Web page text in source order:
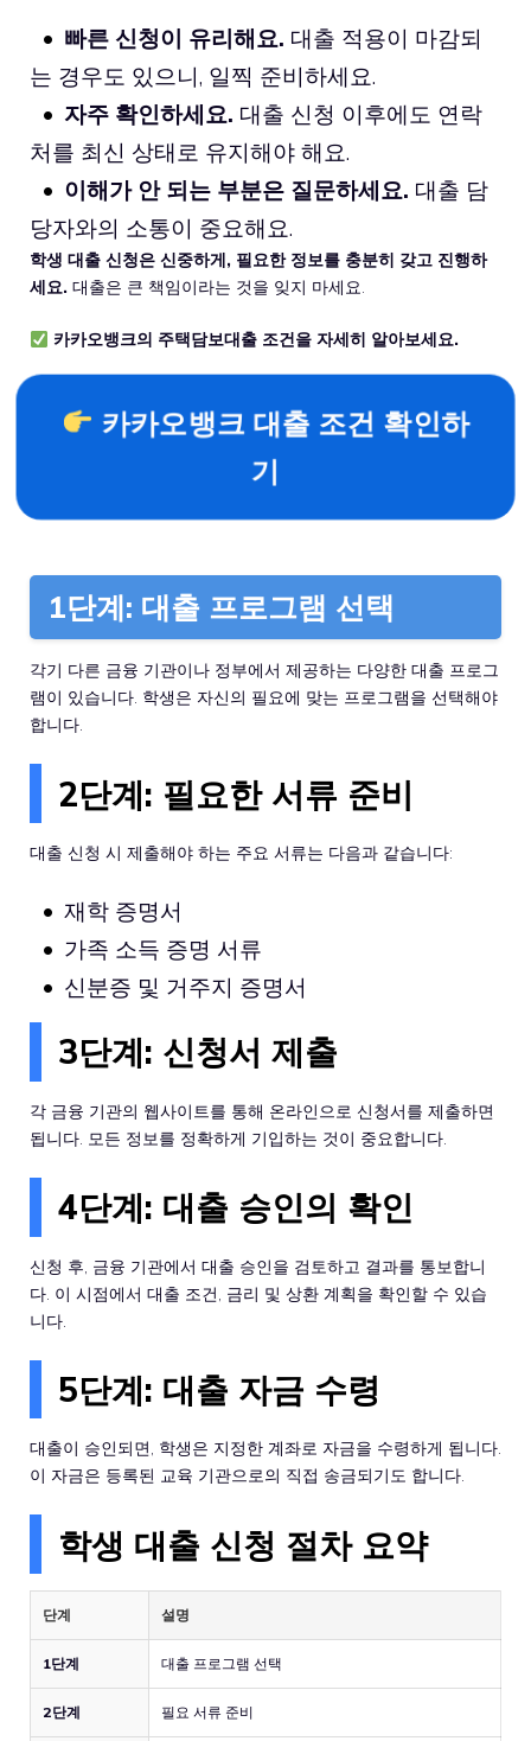
빠른 신청이 유리해요. 대출 적용이 마감되
는 경우도 있으니, 일찍 준비하세요.
자주 확인하세요. 대출 신청 이후에도 연락
처를 최신 상태로 유지해야 해요.
이해가 안 되는 부분은 질문하세요. 대출 담
당자와의 소통이 중요해요.
학생 대출 신청은 신중하게, 필요한 정보를 충분히 갖고 진행하
세요. 대출은 큰 책임이라는 것을 잊지 마세요.
카카오뱅크의 주택담보대출 조건을 자세히 알아보세요.
카카오뱅크 대출 조건 확인하
기
1단계: 대출 프로그램 선택
각기 다른 금융 기관이나 정부에서 제공하는 다양한 대출 프로그
램이 있습니다. 학생은 자신의 필요에 맞는 프로그램을 선택해야
합니다.
2단계: 필요한 서류 준비
대출 신청 시 제출해야 하는 주요 서류는 다음과 같습니다:
재학 증명서
가족 소득 증명 서류
신분증 및 거주지 증명서
3단계: 신청서 제출
각 금융 기관의 웹사이트를 통해 온라인으로 신청서를 제출하면
됩니다. 모든 정보를 정확하게 기입하는 것이 중요합니다.
4단계: 대출 승인의 확인
신청 후, 금융 기관에서 대출 승인을 검토하고 결과를 통보합니
다. 이 시점에서 대출 조건, 금리 및 상환 계획을 확인할 수 있습
니다.
5단계: 대출 자금 수령
대출이 승인되면, 학생은 지정한 계좌로 자금을 수령하게 됩니다.
이 자금은 등록된 교육 기관으로의 직접 송금되기도 합니다.
학생 대출 신청 절차 요약
단계 설명
1단계 대출 프로그램 선택
2단계 필요 서류 준비